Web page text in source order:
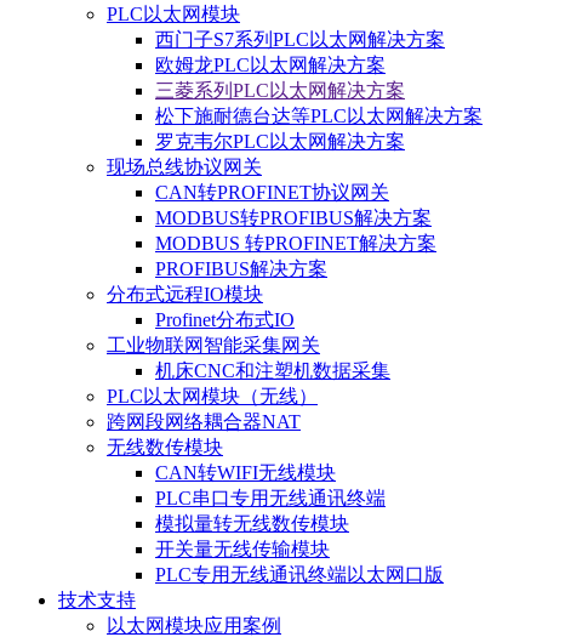
PLC以太网模块
西门子S7系列PLC以太网解决方案
欧姆龙PLC以太网解决方案
三菱系列PLC以太网解决方案
松下施耐德台达等PLC以太网解决方案
罗克韦尔PLC以太网解决方案
现场总线协议网关
CAN转PROFINET协议网关
MODBUS转PROFIBUS解决方案
MODBUS 转PROFINET解决方案
PROFIBUS解决方案
分布式远程IO模块
Profinet分布式IO
工业物联网智能采集网关
机床CNC和注塑机数据采集
PLC以太网模块（无线）
跨网段网络耦合器NAT
无线数传模块
CAN转WIFI无线模块
PLC串口专用无线通讯终端
模拟量转无线数传模块
开关量无线传输模块
PLC专用无线通讯终端以太网口版
技术支持
以太网模块应用案例